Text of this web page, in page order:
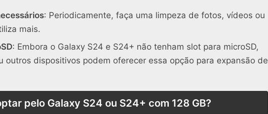
: Periodicamente, faça uma limpeza de fotos, vídeos ou
mais.
: Embora o Galaxy S24 e S24+ não tenham slot para microSD,
outros dispositivos podem oferecer essa opção para expansão de
pelo Galaxy S24 ou S24+ com 128 GB?